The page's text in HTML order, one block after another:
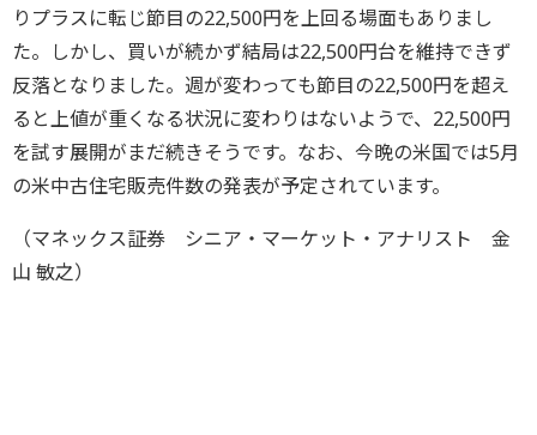
りプラスに転じ節目の22,500円を上回る場面もありまし
た。しかし、買いが続かず結局は22,500円台を維持できず
反落となりました。週が変わっても節目の22,500円を超え
ると上値が重くなる状況に変わりはないようで、22,500円
を試す展開がまだ続きそうです。なお、今晩の米国では5月
の米中古住宅販売件数の発表が予定されています。
（マネックス証券 シニア・マーケット・アナリスト 金
山 敏之）